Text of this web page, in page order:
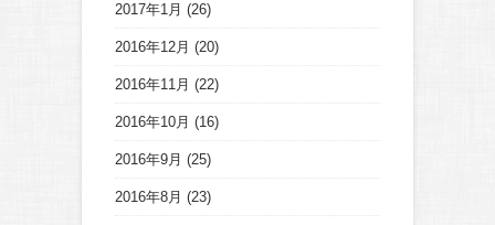
2017年1月 (26)
2016年12月 (20)
2016年11月 (22)
2016年10月 (16)
2016年9月 (25)
2016年8月 (23)